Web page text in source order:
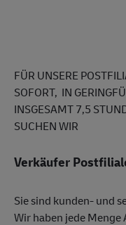
FÜR UNSERE
SOFORT, IN
INSGESAMT 7,5
SUCHEN WIR
Verkäufer
Sie sind kunden- und
Wir haben jede